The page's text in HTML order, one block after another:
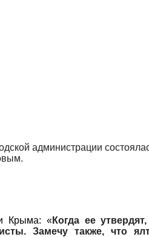
администрации
Крыма: «Когда ее
Замечу также, что